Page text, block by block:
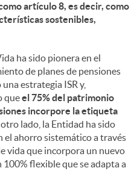
artículo 8, es decir, como
sostenibles,
ha sido pionera en el
de planes de pensiones
estrategia ISR y,
queel 75% del patrimonio
incorpore la etiqueta
otro lado, la Entidad ha sido
el ahorro sistemático a través
vida que incorpora un nuevo
flexible que se adapta a